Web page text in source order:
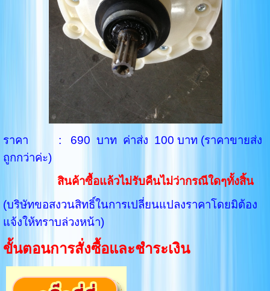
ราคา : 690 บาท ค่าส่ง 100 บาท (ราคาขายส่ง
ถูกกว่าค่ะ)
สินค้าซื้อแล้วไม่รับคืนไม่ว่ากรณีใดๆทั้งสิ้น
(บริษัทขอสงวนสิทธิ์ในการเปลี่ยนแปลงราคาโดยมิต้อง
แจ้งให้ทราบล่วงหน้า)
ขั้นตอนการสั่งซื้อและชำระเงิน